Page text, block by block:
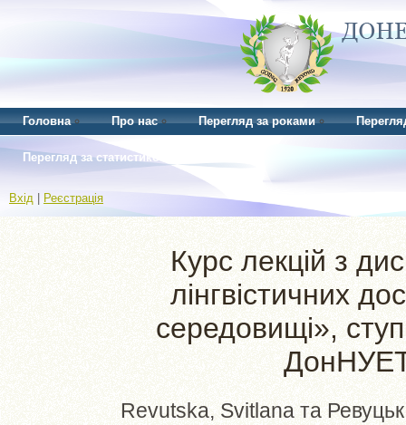
Головна Про нас Перегляд за роками
Перегляд за статистикою
Вхід Реєстрація
Курс лекцій з
лінгвістичних
середовищі»,
Revutska, Svitlana та